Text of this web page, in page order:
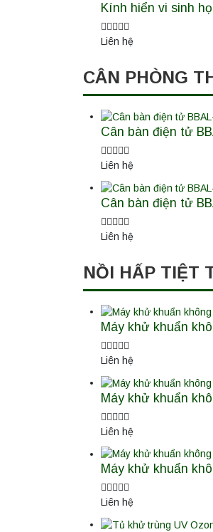
Kính hiển vi sinh
Liên hệ
CÂN PHÒNG
Cân bàn điện tử
Liên hệ
Cân bàn điện tử
Liên hệ
NỒI HẤP TIỆT
Máy khử khuẩn
Liên hệ
Máy khử khuẩn
Liên hệ
Máy khử khuẩn
Liên hệ